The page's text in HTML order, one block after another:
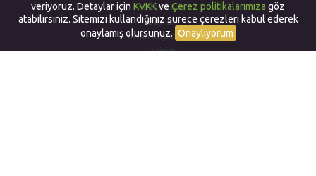
Hakkımızda
Bayilik
İnsan Kaynakları
İletişim
veriyoruz. Detaylar için KVKKveÇerez politikalarımıza göz
atabilirsiniz. Sitemizi kullandığınız sürece çerezleri kabul ederek
onaylamış olursunuz. Onaylıyorum